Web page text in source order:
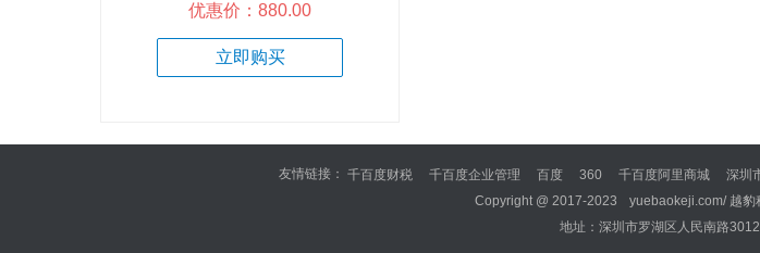
优惠价：880.00
立即购买
友情链接： 千百度财税 千百度企业管理 百度 360 千百度阿里商城 深圳
深圳政府在线 国家税务局 深圳市标准技术研究院
Copyright @ 2017-2023 yuebaokeji.com/越豹
地址：深圳市罗湖区人民南路